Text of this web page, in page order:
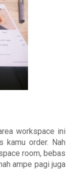
workspace ini
kamu order. Nah
room, bebas
ampe pagi juga